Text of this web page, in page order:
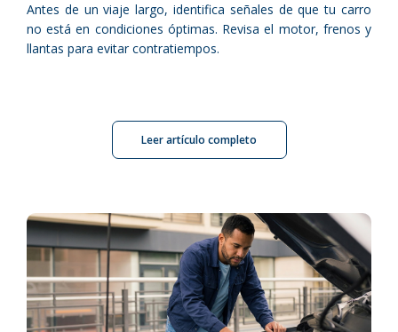
Antes de un viaje largo, identifica señales de que tu carro
no está en condiciones óptimas. Revisa el motor, frenos y
llantas para evitar contratiempos.
Leer artículo completo